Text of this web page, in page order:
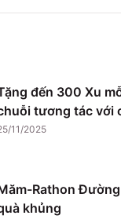
đến 300 Xu
tương tác với
11/2025
Rathon
khủng